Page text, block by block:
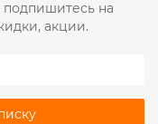
подпишитесь на
акции.